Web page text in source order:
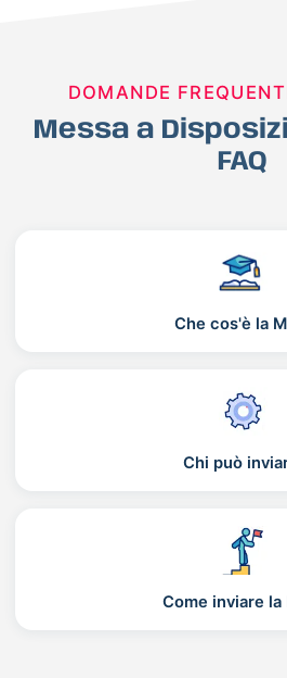
DOMANDE
Messa a
FAQ
Che cos'è la
Chi può
Come inviare la